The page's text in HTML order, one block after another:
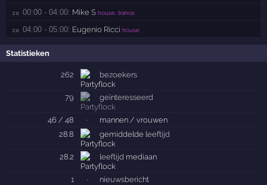
zo 00:00 - 04:00: Mike S house, trance
zo 04:00 - 05:00: Eugenio Ricci house
Statistieken
262 bezoekers
79 geïnteresseerd
46 / 48 ·
mannen / vrouwen
28.8
gemiddelde leeftijd
28.2 leeftijd mediaan
1 ·
nieuwsbericht